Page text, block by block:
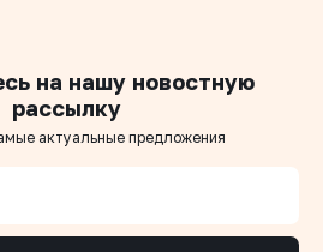
на нашу новостную
рассылку
актуальные предложения